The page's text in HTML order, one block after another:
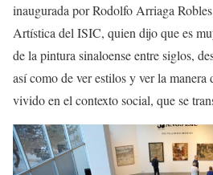
inaugurada por Rodolfo Arriaga
Artística del ISIC, quien dijo quees
de la pintura sinaloenseentre siglos,
así como dever estilosyver la manera
vivido en el contexto social, que se